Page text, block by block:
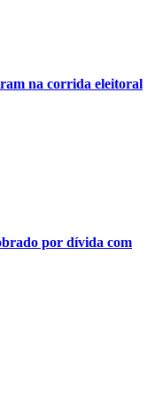
na corrida eleitoral
por dívida com